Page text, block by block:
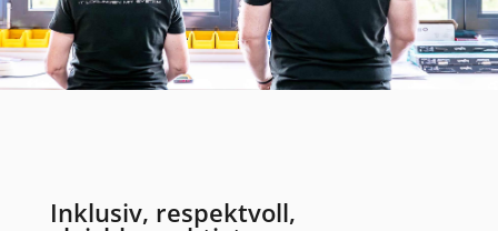
Inklusiv, respektvoll,